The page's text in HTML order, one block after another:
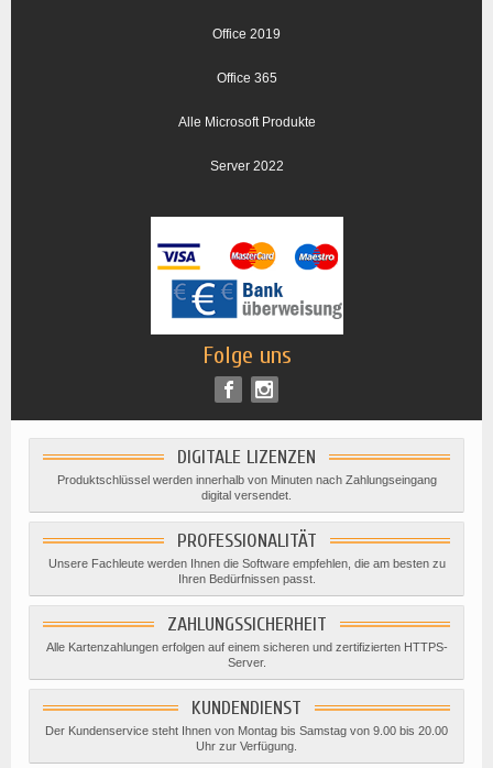
Office 2019
Office 365
Alle Microsoft Produkte
Server 2022
Folge uns
DIGITALE LIZENZEN
Produktschlüssel werden innerhalb von Minuten nach Zahlungseingang
digital versendet.
PROFESSIONALITÄT
Unsere Fachleute werden Ihnen die Software empfehlen, die am besten zu
Ihren Bedürfnissen passt.
ZAHLUNGSSICHERHEIT
Alle Kartenzahlungen erfolgen auf einem sicheren und zertifizierten HTTPS-
Server.
KUNDENDIENST
Der Kundenservice steht Ihnen von Montag bis Samstag von 9.00 bis 20.00
Uhr zur Verfügung.